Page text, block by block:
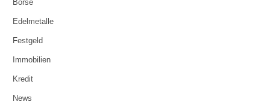
Börse
Edelmetalle
Festgeld
Immobilien
Kredit
News